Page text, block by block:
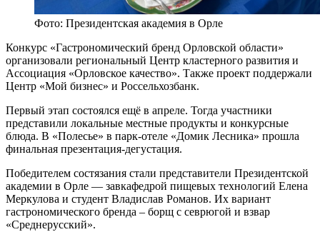
Фото: Президентская академия в Орле
Конкурс «Гастрономический бренд Орловской области»
организовали региональный Центр кластерного развития и
Ассоциация «Орловское качество». Также проект поддержали
Центр «Мой бизнес» и Россельхозбанк.
Первый этап состоялся ещё в апреле. Тогда участники
представили локальные местные продукты и конкурсные
блюда. В «Полесье» в парк-отеле «Домик Лесника» прошла
финальная презентация-дегустация.
Победителем состязания стали представители Президентской
академии в Орле — завкафедрой пищевых технологий Елена
Меркулова и студент Владислав Романов. Их вариант
гастрономического бренда – борщ с севрюгой и взвар
«Среднерусский».